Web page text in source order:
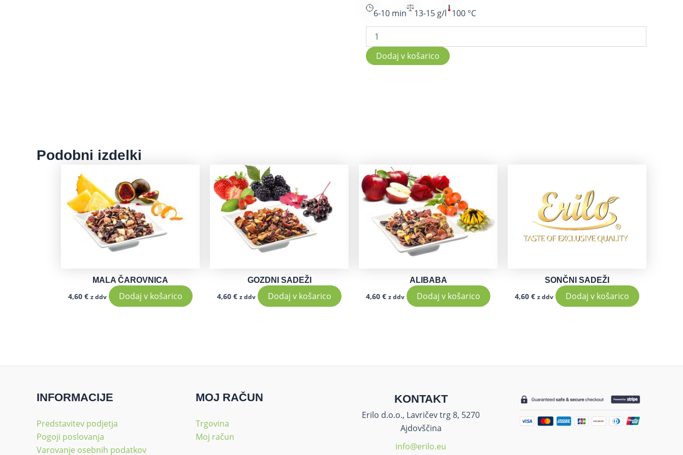
6-10 min 13-15 g/l 100 °C
Dodaj v košarico
Podobni izdelki
MALA ČAROVNICA
4,60 € z ddv Dodaj v košarico
GOZDNI SADEŽI
4,60 € z ddv Dodaj v košarico
ALIBABA
4,60 € z ddv Dodaj v košarico
SONČNI SADEŽI
4,60 € z ddv Dodaj v košarico
INFORMACIJE
Predstavitev podjetja
Pogoji poslovanja
Varovanje osebnih podatkov
MOJ RAČUN
Trgovina
Moj račun
KONTAKT
Erilo d.o.o., Lavričev trg 8, 5270
Ajdovščina
info@erilo.eu